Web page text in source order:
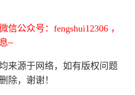
信公众号：fengshui12306 ，
~
来源于网络，如有版权问题
除，谢谢！